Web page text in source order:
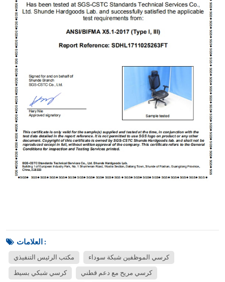
العلامات :
مكتب الرئيس التنفيذي كرسي الموظفين شبكة سوداء
كرسي شبكي بسيط كرسي مريح مع دعم قطني